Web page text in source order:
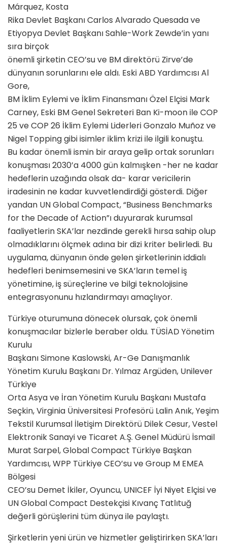
Márquez, Kosta
Rika Devlet Başkanı Carlos Alvarado Quesada ve
Etiyopya Devlet Başkanı Sahle-Work Zewde’in yanı
sıra birçok
önemli şirketin CEO’su ve BM direktörü Zirve’de
dünyanın sorunlarını ele aldı. Eski ABD Yardımcısı Al
Gore,
BM İklim Eylemi ve İklim Finansmanı Özel Elçisi Mark
Carney, Eski BM Genel Sekreteri Ban Ki-moon ile COP
25 ve COP 26 İklim Eylemi Liderleri Gonzalo Muñoz ve
Nigel Topping gibi isimler iklim krizi ile ilgili konuştu.
Bu kadar önemli ismin bir araya gelip ortak sorunları
konuşması 2030’a 4000 gün kalmışken -her ne kadar
hedeflerin uzağında olsak da- karar vericilerin
iradesinin ne kadar kuvvetlendirdiği gösterdi. Diğer
yandan UN Global Compact, “Business Benchmarks
for the Decade of Action”ı duyurarak kurumsal
faaliyetlerin SKA’lar nezdinde gerekli hırsa sahip olup
olmadıklarını ölçmek adına bir dizi kriter belirledi. Bu
uygulama, dünyanın önde gelen şirketlerinin iddialı
hedefleri benimsemesini ve SKA’ların temel iş
yönetimine, iş süreçlerine ve bilgi teknolojisine
entegrasyonunu hızlandırmayı amaçlıyor.
Türkiye oturumuna dönecek olursak, çok önemli
konuşmacılar bizlerle beraber oldu. TÜSİAD Yönetim
Kurulu
Başkanı Simone Kaslowski, Ar-Ge Danışmanlık
Yönetim Kurulu Başkanı Dr. Yılmaz Argüden, Unilever
Türkiye
Orta Asya ve İran Yönetim Kurulu Başkanı Mustafa
Seçkin, Virginia Üniversitesi Profesörü Lalin Anık, Yeşim
Tekstil Kurumsal İletişim Direktörü Dilek Cesur, Vestel
Elektronik Sanayi ve Ticaret A.Ş. Genel Müdürü İsmail
Murat Sarpel, Global Compact Türkiye Başkan
Yardımcısı, WPP Türkiye CEO’su ve Group M EMEA
Bölgesi
CEO’su Demet İkiler, Oyuncu, UNICEF İyi Niyet Elçisi ve
UN Global Compact Destekçisi Kıvanç Tatlıtuğ
değerli görüşlerini tüm dünya ile paylaştı.
Şirketlerin yeni ürün ve hizmetler geliştirirken SKA’ları